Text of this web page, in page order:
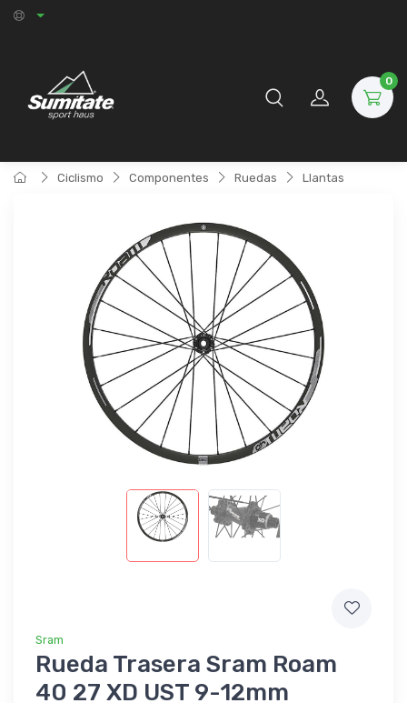
0
Ciclismo Componentes Ruedas Llantas
Sram
Rueda Trasera Sram Roam
40 27 XD UST 9-12mm